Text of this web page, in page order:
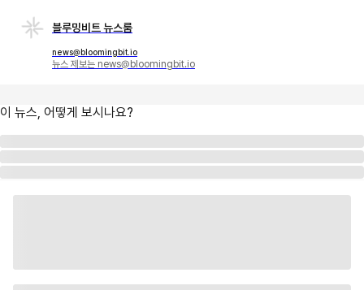
블루밍비트 뉴스룸
news@bloomingbit.io
뉴스 제보는 news@bloomingbit.io
이 뉴스, 어떻게 보시나요?